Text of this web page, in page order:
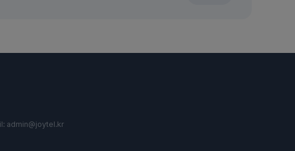
admin@joytel.kr